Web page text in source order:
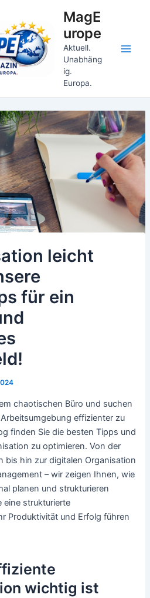
MagE
urope
Aktuell.
Unabhäng
ig.
Europa.
leicht
für ein
chaotischen Büro und suchen
effizienter zu
finden Sie die besten Tipps und
zu optimieren. Von der
bis hin zur digitalen Organisation
– wir zeigen Ihnen, wie
planen und strukturieren
eine strukturierte
Produktivität und Erfolg führen
wichtig ist